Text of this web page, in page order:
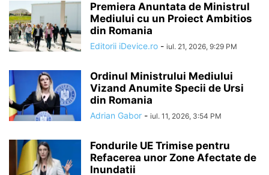
Premiera Anuntata de Ministrul
Mediului cu un Proiect Ambitios
din Romania
Editorii iDevice.ro - iul. 21, 2026, 9:29 PM
Ordinul Ministrului Mediului
Vizand Anumite Specii de Ursi
din Romania
Adrian Gabor - iul. 11, 2026, 3:54 PM
Fondurile UE Trimise pentru
Refacerea unor Zone Afectate de
Inundatii